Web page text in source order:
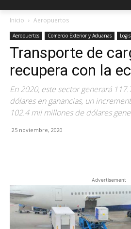
Inicio Aeropuertos
Aeropuertos Comercio Exterior y Aduanas
Transporte de
recupera con la
En 2020, este sector generará
dólares en ganancias, un
102.4 mil millones de dólares
25 noviembre, 2020
Advertisement